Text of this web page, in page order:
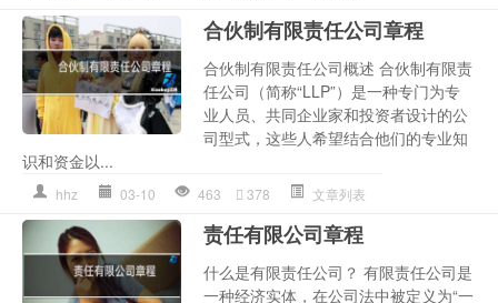
合伙制有限责任公司章程
合伙制有限责任公司概述 合伙制有限责
任公司（简称“LLP”）是一种专门为专
业人员、共同企业家和投资者设计的公
司型式，这些人希望结合他们的专业知
识和资金以...
hhz 03-10 463 378 文章列表
责任有限公司章程
什么是有限责任公司？ 有限责任公司是
一种经济实体，在公司法中被定义为“一